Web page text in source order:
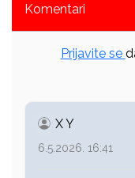
Komentari
Prijavite se
X Y
6.5.2026. 16:41